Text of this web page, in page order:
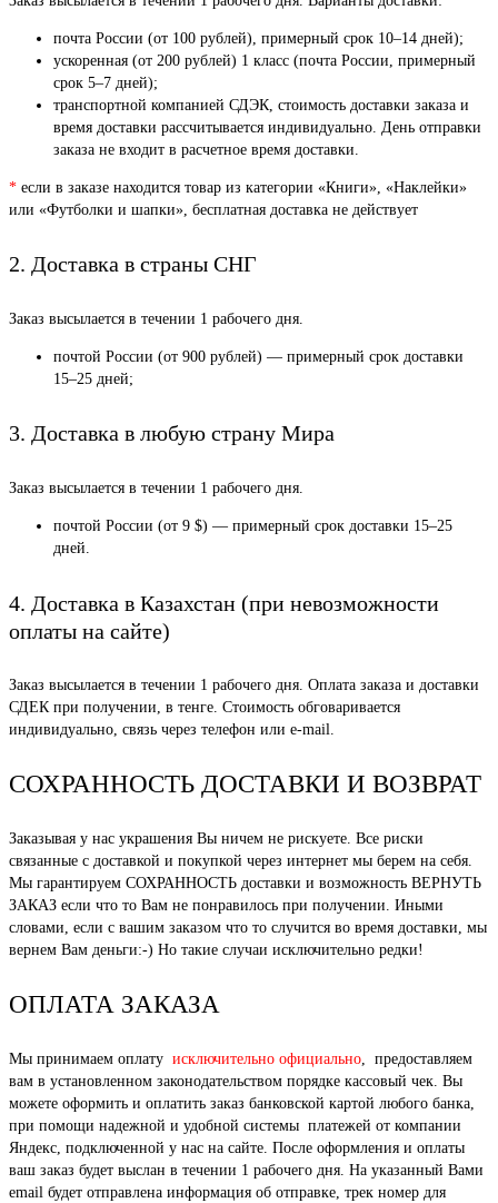
почта России (от 100 рублей), примерный срок 10–14 дней);
ускоренная (от 200 рублей) 1 класс (почта России, примерный
срок 5–7 дней);
транспортной компанией СДЭК, стоимость доставки заказа и
время доставки рассчитывается индивидуально. День отправки
заказа не входит в расчетное время доставки.
* если в заказе находится товар из категории «Книги», «Наклейки»
или «Футболки и шапки», бесплатная доставка не действует
2. Доставка в страны СНГ
Заказ высылается в течении 1 рабочего дня.
почтой России (от 900 рублей) — примерный срок доставки
15–25 дней;
3. Доставка в любую страну Мира
Заказ высылается в течении 1 рабочего дня.
почтой России (от 9 $) — примерный срок доставки 15–25
дней.
4. Доставка в Казахстан (при невозможности
оплаты на сайте)
Заказ высылается в течении 1 рабочего дня. Оплата заказа и доставки
СДЕК при получении, в тенге. Стоимость обговаривается
индивидуально, связь через телефон или e-mail.
СОХРАННОСТЬ ДОСТАВКИ И ВОЗВРАТ
Заказывая у нас украшения Вы ничем не рискуете. Все риски
связанные с доставкой и покупкой через интернет мы берем на себя.
Мы гарантируем СОХРАННОСТЬ доставки и возможность ВЕРНУТЬ
ЗАКАЗ если что то Вам не понравилось при получении. Иными
словами, если с вашим заказом что то случится во время доставки, мы
вернем Вам деньги:-) Но такие случаи исключительно редки!
ОПЛАТА ЗАКАЗА
Мы принимаем оплату исключительно официально, предоставляем
вам в установленном законодательством порядке кассовый чек. Вы
можете оформить и оплатить заказ банковской картой любого банка,
при помощи надежной и удобной системы платежей от компании
Яндекс, подключенной у нас на сайте. После оформления и оплаты
ваш заказ будет выслан в течении 1 рабочего дня. На указанный Вами
email будет отправлена информация об отправке, трек номер для